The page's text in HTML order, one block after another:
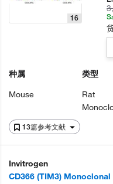
13篇参考文献
16
种属
Mouse
类型
Rat
Invitrogen
CD366 (TIM3)